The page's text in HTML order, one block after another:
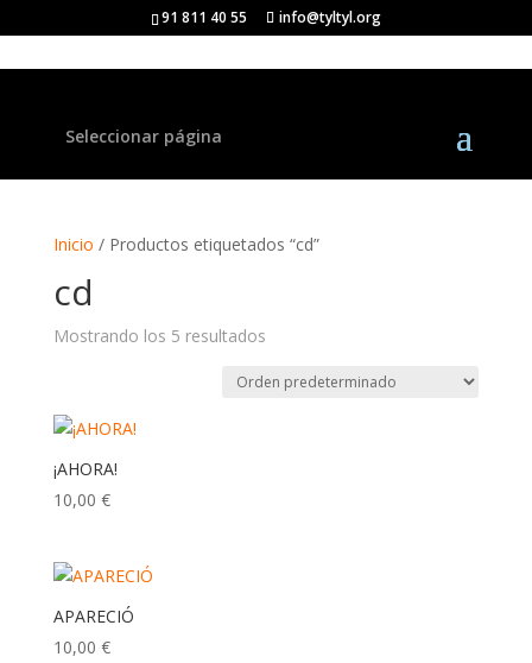
91 811 40 55 info@tyltyl.org
Seleccionar página
Inicio / Productos etiquetados “cd”
cd
Mostrando los 5 resultados
¡AHORA!
10,00 €
APARECIÓ
10,00 €